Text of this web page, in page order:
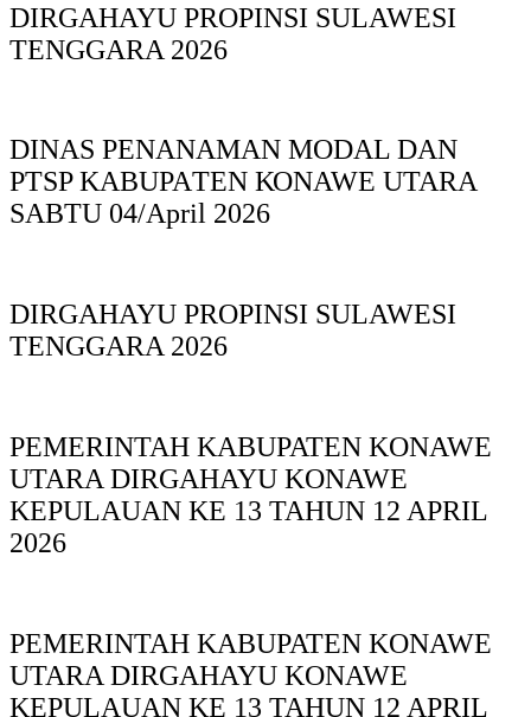
DIRGAHAYU PROPINSI SULAWESI
TENGGARA 2026
DINAS PΕΝΑΝΑΜAN MODAL DAN
PTSP KABUPAΤΕΝ ΚΟNAWE UTARA
SABTU 04/April 2026
DIRGAHAYU PROPINSI SULAWESI
TENGGARA 2026
PEMERINTAH KABUPATEN KONAWE
UTARA DIRGAHAYU KONAWE
KEPULAUAN KE 13 TAHUN 12 APRIL
2026
PEMERINTAH KABUPATEN KONAWE
UTARA DIRGAHAYU KONAWE
KEPULAUAN KE 13 TAHUN 12 APRIL